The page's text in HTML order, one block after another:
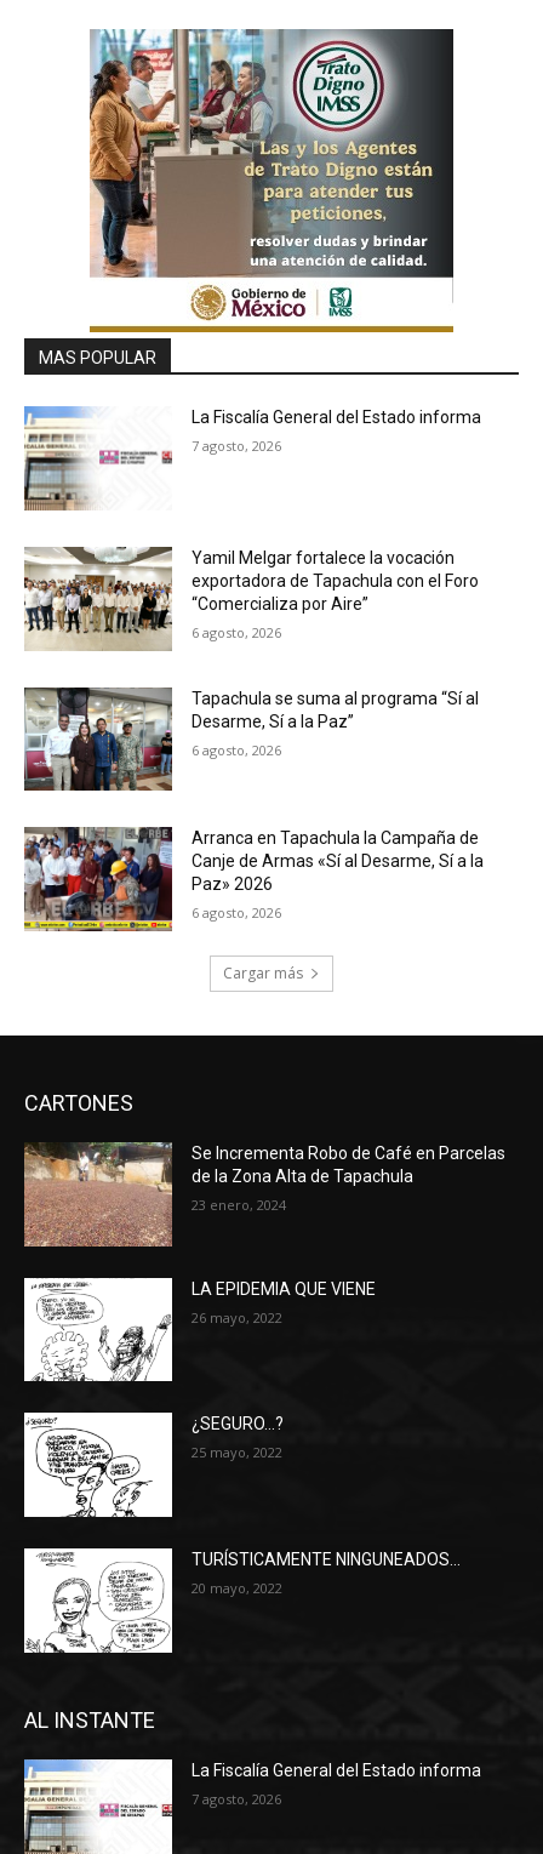
MAS POPULAR
La Fiscalía General del Estado informa
7 agosto, 2026
Yamil Melgar fortalece la vocación
exportadora de Tapachula con el Foro
“Comercializa por Aire”
6 agosto, 2026
Tapachula se suma al programa “Sí al
Desarme, Sí a la Paz”
6 agosto, 2026
Arranca en Tapachula la Campaña de
Canje de Armas «Sí al Desarme, Sí a la
Paz» 2026
6 agosto, 2026
Cargar más
CARTONES
Se Incrementa Robo de Café en Parcelas
de la Zona Alta de Tapachula
23 enero, 2024
LA EPIDEMIA QUE VIENE
26 mayo, 2022
¿SEGURO…?
25 mayo, 2022
TURÍSTICAMENTE NINGUNEADOS…
20 mayo, 2022
AL INSTANTE
La Fiscalía General del Estado informa
7 agosto, 2026